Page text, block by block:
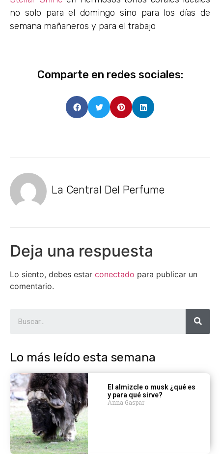
no solo para el domingo sino para los días de
semana mañaneros y para el trabajo
Comparte en redes sociales:
La Central Del Perfume
Deja una respuesta
Lo siento, debes estar conectado para publicar un
comentario.
Lo más leído esta semana
El almizcle o musk ¿qué es
y para qué sirve?
Anna Gaspar